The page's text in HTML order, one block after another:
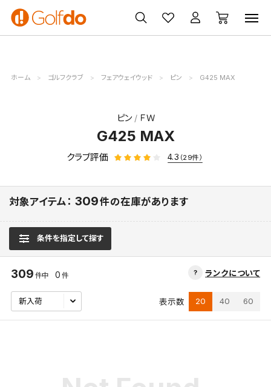
ゴルフ
クラブ
ゴルフ用品
買取
無料査定
クーポン
一覧
ホーム ゴルフクラブ フェアウェイウッド ピン G425 MAX
ピン ＦＷ
G425 MAX
クラブ評価 4.3 （29件）
対象アイテム： 309件の在庫があります
条件を指定して探す
ランクについて
309 件中 0 件
表示数 20 40 60